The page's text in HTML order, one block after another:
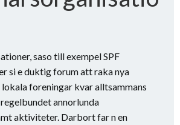
saso till exempel SPF
si e duktig forum att raka nya
lokala foreningar kvar alltsammans
annorlunda
aktiviteter. Darbort far n en